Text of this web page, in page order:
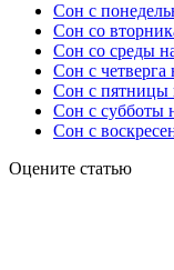
Сон с
Сон со
Сон со среды
Сон с четверга
Сон с пятницы
Сон с субботы
Сон с
Оцените статью